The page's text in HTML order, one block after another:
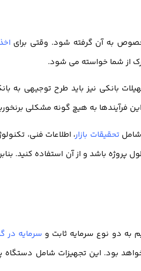
به آن گرفته شود. وقتی برای
از شما خواسته می شود.
بانکی نیز باید طرح توجیهی به
فرآیندها به هیچ گونه مشکلی
تحقیقات بازار، اطلاعات فنی،
باشد و از آن استفاده کنید.
به دو نوع سرمایه ثابت و سرمایه در
خواهد بود. این تجهیزات شامل